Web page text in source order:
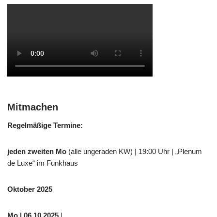
Mitmachen
Regelmäßige Termine:
jeden zweiten Mo (alle ungeraden KW) | 19:00 Uhr | „Plenum
de Luxe“ im Funkhaus
Oktober 2025
Mo | 06.10.2025 |